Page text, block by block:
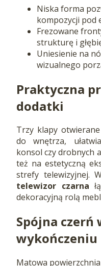
Niska forma
kompozycji pod
Frezowane
strukturę i
Uniesienie na
wizualnego
Praktyczna
dodatki
Trzy klapy
do wnętrza,
konsol czy drobnych
też na estetyczną
strefy telewizyjnej.
telewizor czarna
dekoracyjną rolą
Spójna
wykończeniu
Matowa